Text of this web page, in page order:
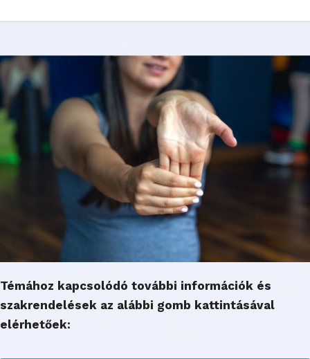
Témához kapcsolódó további információk és
szakrendelések az alábbi gomb kattintásával
elérhetőek: